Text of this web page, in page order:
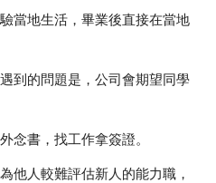
當地生活，畢業後直接在當地
到的問題是，公司會期望同學
念書，找工作拿簽證。
他人較難評估新人的能力職，